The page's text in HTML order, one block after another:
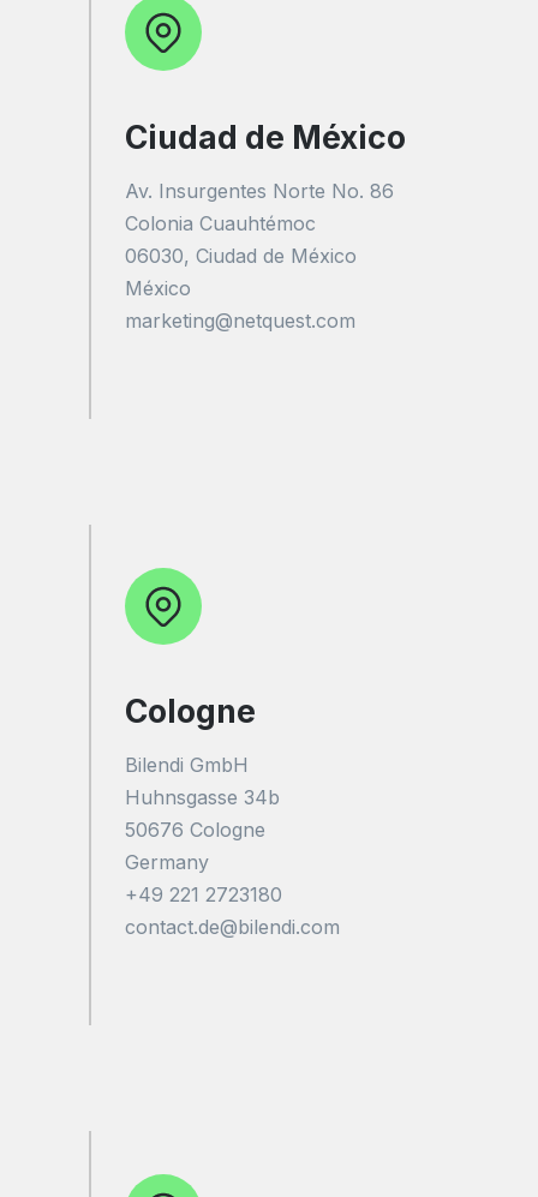
Ciudad de México
Av. Insurgentes Norte No. 86
Colonia Cuauhtémoc
06030, Ciudad de México
México
marketing@netquest.com
Cologne
Bilendi GmbH
Huhnsgasse 34b
50676 Cologne
Germany
+49 221 2723180
contact.de@bilendi.com